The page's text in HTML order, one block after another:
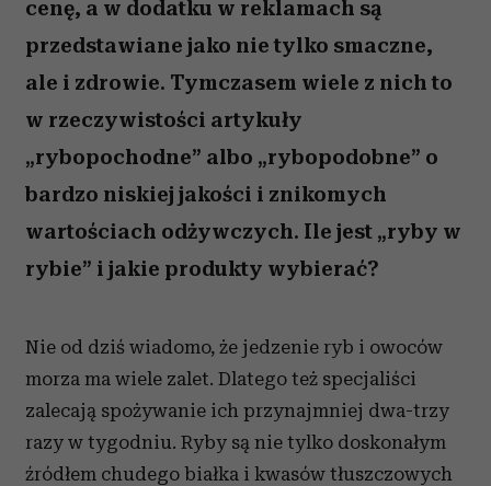
cenę, a w dodatku w reklamach są
przedstawiane jako nie tylko smaczne,
ale i zdrowie. Tymczasem wiele z nich to
w rzeczywistości artykuły
„rybopochodne” albo „rybopodobne” o
bardzo niskiej jakości i znikomych
wartościach odżywczych. Ile jest „ryby w
rybie” i jakie produkty wybierać?
Nie od dziś wiadomo, że jedzenie ryb i owoców
morza ma wiele zalet. Dlatego też specjaliści
zalecają spożywanie ich przynajmniej dwa-trzy
razy w tygodniu. Ryby są nie tylko doskonałym
źródłem chudego białka i kwasów tłuszczowych